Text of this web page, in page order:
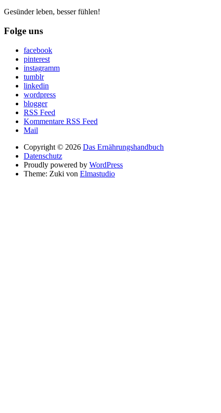
Gesünder leben, besser fühlen!
Folge uns
facebook
pinterest
instagramm
tumblr
linkedin
wordpress
blogger
RSS Feed
Kommentare RSS Feed
Mail
Copyright © 2026 Das Ernährungshandbuch
Datenschutz
Proudly powered by WordPress
Theme: Zuki von Elmastudio